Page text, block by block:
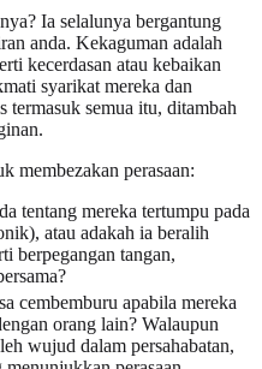
Ia selalunya bergantung
anda. Kekaguman adalah
kecerdasan atau kebaikan
syarikat mereka dan
semua itu, ditambah
membezakan perasaan:
tentang mereka tertumpu pada
atau adakah ia beralih
berpegangan tangan,
cembemburu apabila mereka
orang lain? Walaupun
wujud dalam persahabatan,